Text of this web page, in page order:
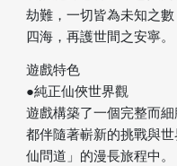
劫難，一切皆為未知之
四海，再護世間之安寧。
遊戲特色
●純正仙俠世界觀
遊戲構築了一個完整而
都伴隨著嶄新的挑戰與
仙問道」的漫長旅程中。